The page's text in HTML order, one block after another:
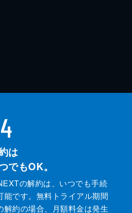
は
でもOK。
の解約は、いつでも手続
能です。無料トライアル期間
解約の場合、月額料金は発生